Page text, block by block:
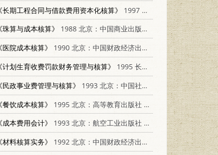
《长期工程合同与借款费用资本化核算》
1997 北京：经济管理出版社 7801183061
《珠算与成本核算》
1988 北京：中国商业出版社 7504402060
《医院成本核算》
1990 北京：中国财政经济出版社 7500511000
《计划生育收费罚款财务管理与核算》
1995 长春：吉林教育出版社 7538324704
《民政事业费管理与核算》
1993 北京：中国社会出版社 7800884783
《餐饮成本核算》
1995 北京：高等教育出版社 7040053551
《成本费用会计》
1993 北京：航空工业出版社 7800465616
《材料核算实务》
1992 北京：中国财政经济出版社 7500518455